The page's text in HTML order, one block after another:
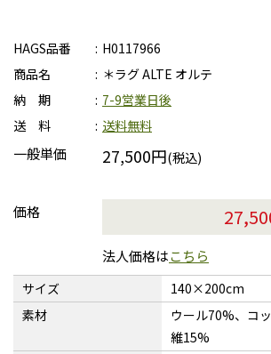
HAGS品番
H0117966
商品名
＊ラグ ALTE オルテ
納 期
7-9営業日後
送 料
送料無料
一般単価 27,500円(税込)
価格
法人価格はこちら
サイズ
140×200cm
素材
ウール70%、コ
維15%